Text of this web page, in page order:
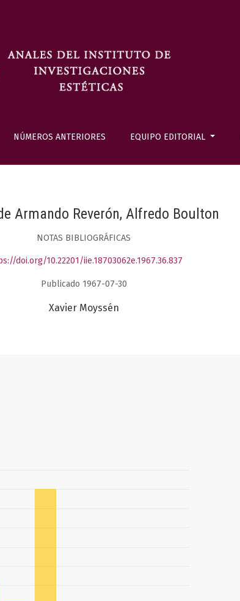
NÚMEROS ANTERIORES EQUIPO EDITORIAL
Armando Reverón, Alfredo Boulton
NOTAS BIBLIOGRÁFICAS
doi.org/10.22201/iie.18703062e.1967.36.837
Publicado 1967-07-30
Xavier Moyssén